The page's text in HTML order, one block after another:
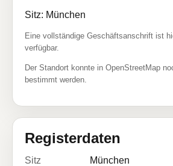
Sitz: München
Eine vollständige Geschäftsanschrift ist
verfügbar.
Der Standort konnte in OpenStreetMap
bestimmt werden.
Registerdaten
Sitz
München